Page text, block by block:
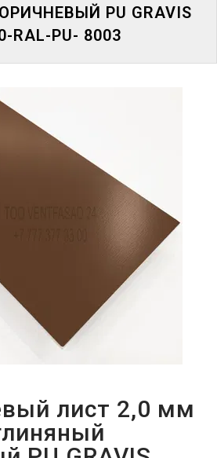
PU GRAVIS
RAL-PU- 8003
лист 2,0 мм